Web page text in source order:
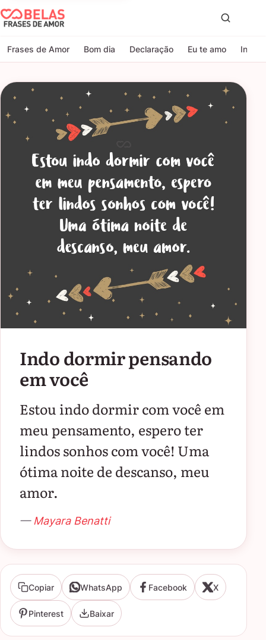
Belas Frases de Amor
Frases de Amor Bom dia Declaração Eu te amo
Indo dormir pensando
em você
Estou indo dormir com você em
meu pensamento, espero ter
lindos sonhos com você! Uma
ótima noite de descanso, meu
amor.
— Mayara Benatti
Copiar WhatsApp Facebook X
Pinterest Baixar